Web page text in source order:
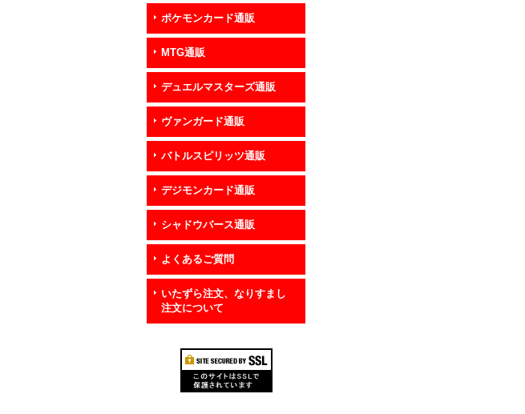
ポケモンカード通販
MTG通販
デュエルマスターズ通販
ヴァンガード通販
バトルスピリッツ通販
デジモンカード通販
シャドウバース通販
よくあるご質問
いたずら注文、なりすまし
注文について